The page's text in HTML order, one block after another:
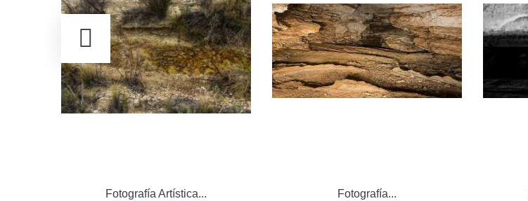
Fotografía Artística... Fotografía...